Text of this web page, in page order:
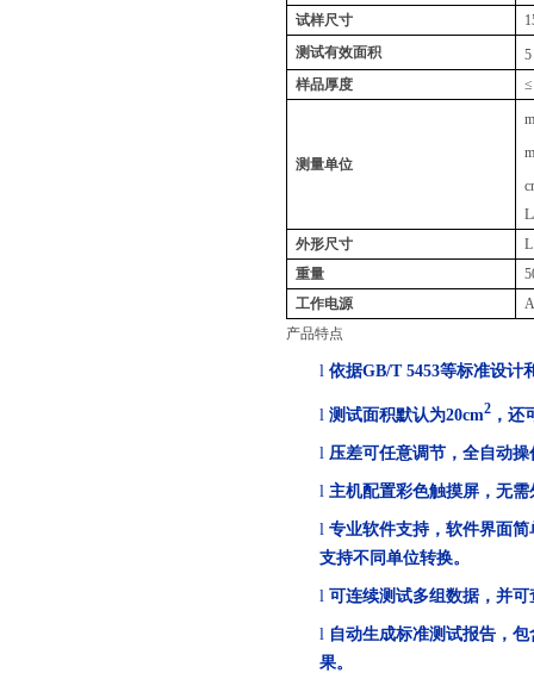
试样尺寸
测试有效面积
5
样品厚度
测量单位
m
外形尺寸
L
重量
工作电源
产品特点
l 依据GB/T 5453等标准设计
l 测试面积默认为20cm2 ，还
l 压差可任意调节，全自动
l 主机配置彩色触摸屏，无
l 专业软件支持，软件界面
支持不同单位转换。
l 可连续测试多组数据，并
l 自动生成标准测试报告，
果。